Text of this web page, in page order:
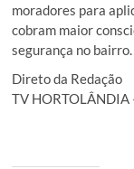
moradores para
cobram maior
segurança no bairro.
Direto da Redação
TV HORTOLÂNDIA